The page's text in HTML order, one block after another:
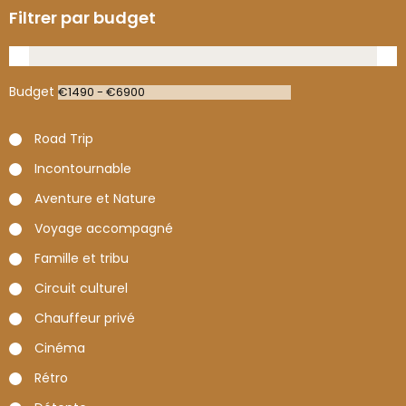
Filtrer par budget
Budget
Road Trip
Incontournable
Aventure et Nature
Voyage accompagné
Famille et tribu
Circuit culturel
Chauffeur privé
Cinéma
Rétro